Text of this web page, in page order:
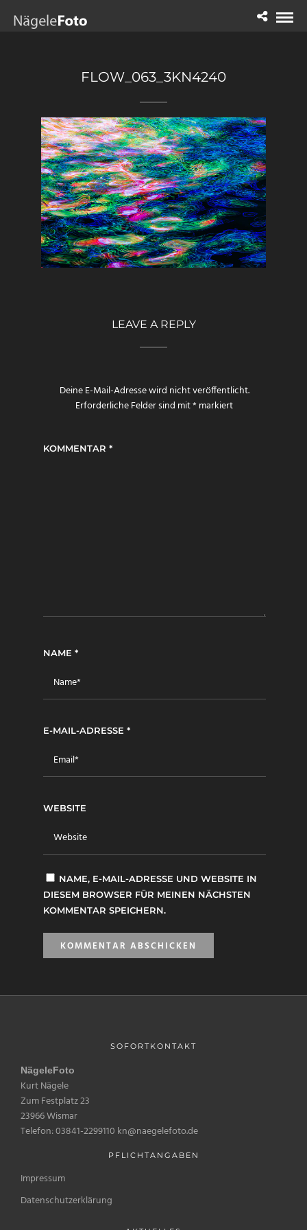
FLOW_063_3KN4240
LEAVE A REPLY
Deine E-Mail-Adresse wird nicht veröffentlicht.
Erforderliche Felder sind mit*markiert
KOMMENTAR *
NAME *
E-MAIL-ADRESSE *
WEBSITE
NAME, E-MAIL-ADRESSE UND WEBSITE IN
DIESEM BROWSER FÜR MEINEN NÄCHSTEN
KOMMENTAR SPEICHERN.
SOFORTKONTAKT
NägeleFoto
Kurt Nägele
Zum Festplatz 23
23966 Wismar
Telefon: 03841-2299110 kn@naegelefoto.de
PFLICHTANGABEN
Impressum
Datenschutzerklärung